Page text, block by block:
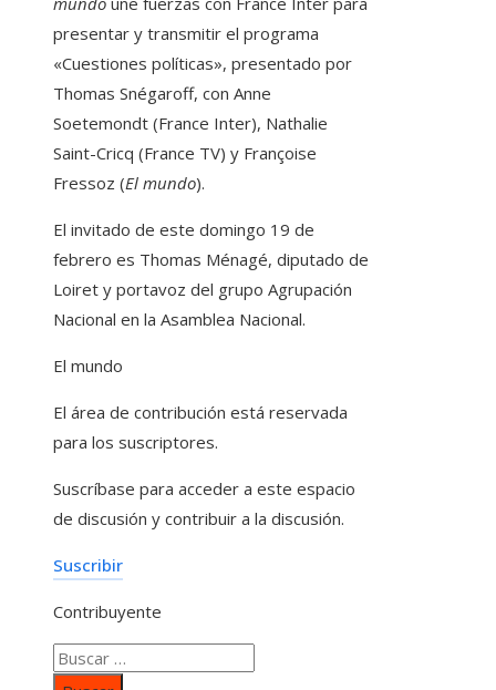
presentar y transmitir el programa
«Cuestiones políticas», presentado por
Thomas Snégaroff, con Anne
Soetemondt (France Inter), Nathalie
Saint-Cricq (France TV) y Françoise
Fressoz (El mundo).
El invitado de este domingo 19 de
febrero es Thomas Ménagé, diputado de
Loiret y portavoz del grupo Agrupación
Nacional en la Asamblea Nacional.
El mundo
El área de contribución está reservada
para los suscriptores.
Suscríbase para acceder a este espacio
de discusión y contribuir a la discusión.
Suscribir
Contribuyente
Buscar: